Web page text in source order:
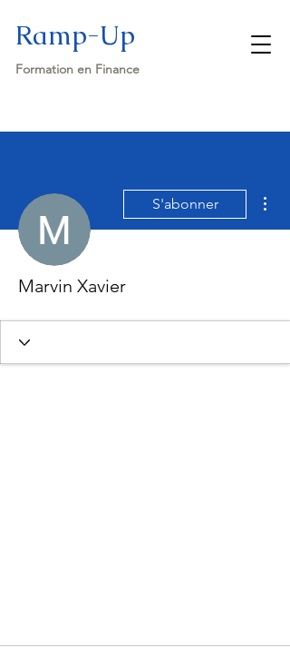
Ramp-Up
Formation en Finance
S'abonner
Marvin Xavier